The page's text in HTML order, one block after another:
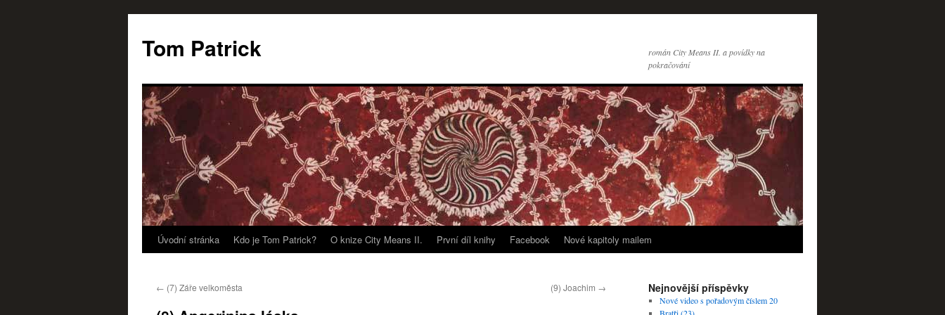
Tom Patrick
román City Means II. a povídky na
pokračování
Přejít
obsahu
Úvodní stránka Kdo je Tom Patrick? O knize City Means II. První díl knihy Facebook Nové kapitoly mailem
← (7) Záře velkoměsta (9) Joachim → Nejnovější příspěvky
Nové video s pořadovým číslem 20